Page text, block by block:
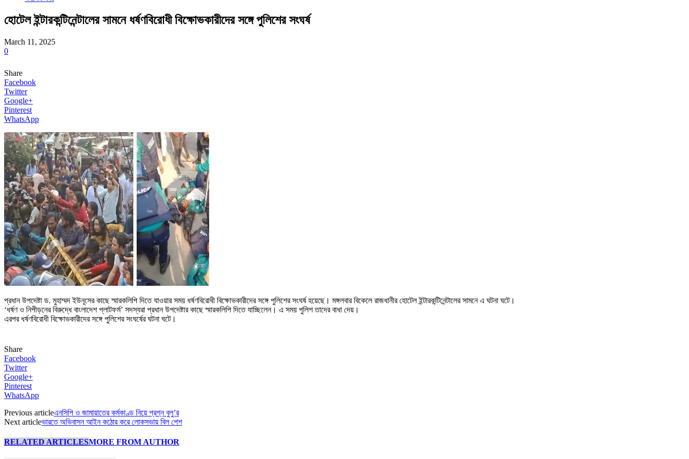
হোটেল ইন্টারকন্টিনেন্টালের সামনে ধর্ষণবিরোধী বিক্ষোভকারীদের সঙ্গে পুলিশের সংঘর্ষ
March 11, 2025
0
Share
Facebook
Twitter
Google+
Pinterest
WhatsApp
প্রধান উপদেষ্টা ড. মুহাম্মদ ইউনূসের কাছে স্মারকলিপি দিতে যাওয়ার সময় ধর্ষণবিরোধী বিক্ষোভকারীদের সঙ্গে পুলিশের সংঘর্ষ হয়েছে। মঙ্গলবার বিকেলে রাজধানীর হোটেল ইন্টারকন্টিনেন্টালের সামনে এ ঘটনা ঘটে।
‘ধর্ষণ ও নিপীড়নের বিরুদ্ধে বাংলাদেশ প্লাটফর্ম’ সদস্যরা প্রধান উপদেষ্টার কাছে স্মারকলিপি দিতে যাচ্ছিলেন। এ সময় পুলিশ তাদের বাধা দেয়।
এরপর ধর্ষণবিরোধী বিক্ষোভকারীদের সঙ্গে পুলিশের সংঘর্ষের ঘটনা ঘটে।
Share
Facebook
Twitter
Google+
Pinterest
WhatsApp
Previous articleএনসিপি ও জামায়াতের কর্মকাণ্ড নিয়ে প্রশ্ন বুলু’র
Next articleভারতে অভিবাসন আইন কঠোর করে লোকসভায় বিল পেশ
RELATED ARTICLESMORE FROM AUTHOR